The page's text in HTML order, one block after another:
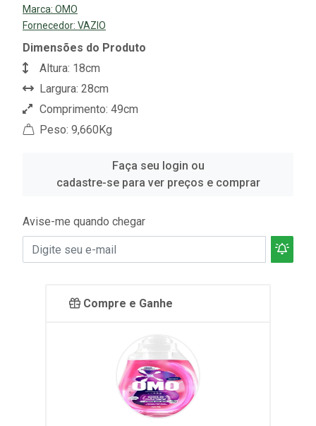
Marca: OMO
Fornecedor: VAZIO
Dimensões do Produto
Altura: 18cm
Largura: 28cm
Comprimento: 49cm
Peso: 9,660Kg
Faça seu login ou
cadastre-se para ver preços e comprar
Avise-me quando chegar
Compre e Ganhe